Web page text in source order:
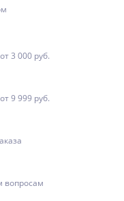
3 000 руб.
9 999 руб.
вопросам